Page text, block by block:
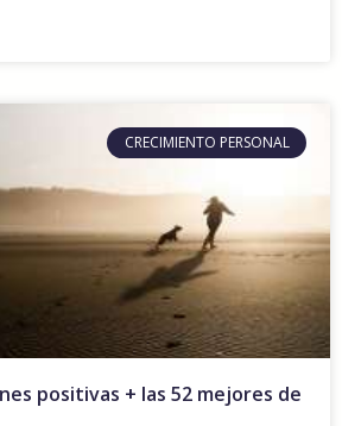
CRECIMIENTO PERSONAL
positivas + las 52 mejores de